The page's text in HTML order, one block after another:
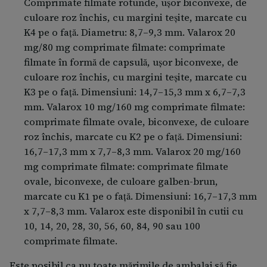
mai frecvente la copii şi adolescenţi, decât la adulţi.
Similar altor statine, numai un număr foarte scăzut de
persoane au dezvoltat efecte musculare nedorite,
care au ajuns să pună viaţa în pericol, în cadrul unei
afecţiuni numite rabdomioliză.
culoare roz închis, cu margini teșite, marcate cu
K4 pe o faţă. Diametru: 8,7–9,3 mm. Valarox 20
mg/80 mg comprimate filmate: comprimate
filmate în formă de capsulă, ușor biconvexe, de
culoare roz închis, cu margini teșite, marcate cu
K3 pe o faţă. Dimensiuni: 14,7–15,3 mm x 6,7–7,3
mm. Valarox 10 mg/160 mg comprimate filmate:
comprimate filmate ovale, biconvexe, de culoare
roz închis, marcate cu K2 pe o faţă. Dimensiuni:
16,7–17,3 mm x 7,7–8,3 mm. Valarox 20 mg/160
mg comprimate filmate: comprimate filmate
ovale, biconvexe, de culoare galben-brun,
marcate cu K1 pe o faţă. Dimensiuni: 16,7–17,3 mm
x 7,7–8,3 mm. Valarox este disponibil în cutii cu
10, 14, 20, 28, 30, 56, 60, 84, 90 sau 100
comprimate filmate.